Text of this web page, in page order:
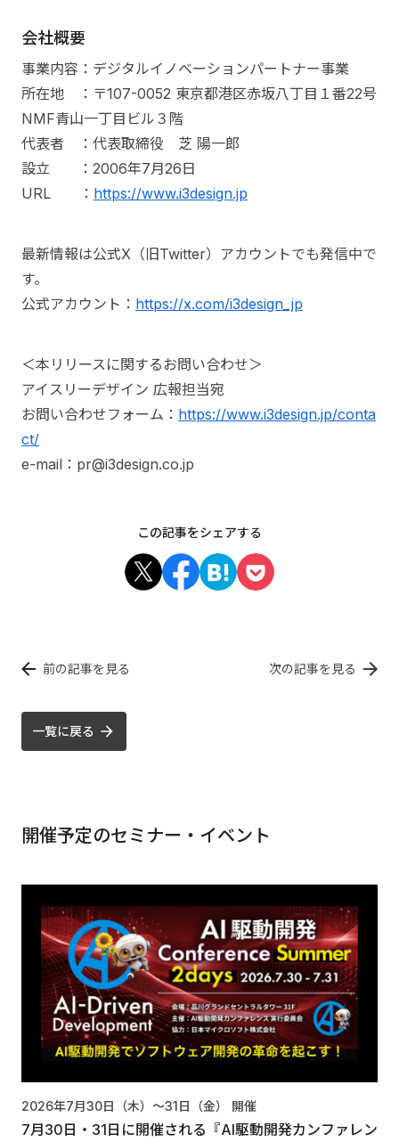
会社概要
事業内容：デジタルイノベーションパートナー事業
所在地 ：〒107-0052 東京都港区赤坂八丁目１番22号
NMF青山一丁目ビル３階
代表者 ：代表取締役 芝 陽一郎
設立 ：2006年7月26日
URL ： https://www.i3design.jp
最新情報は公式X（旧Twitter）アカウントでも発信中で
す。
公式アカウント： https://x.com/i3design_jp
＜本リリースに関するお問い合わせ＞
アイスリーデザイン 広報担当宛
お問い合わせフォーム： https://www.i3design.jp/conta
ct/
e-mail：pr@i3design.co.jp
この記事をシェアする
前の記事を見る 次の記事を見る
一覧に戻る
開催予定のセミナー・イベント
2026年7月30日（木）〜31日（金） 開催
7月30日・31日に開催される『AI駆動開発カンファレン